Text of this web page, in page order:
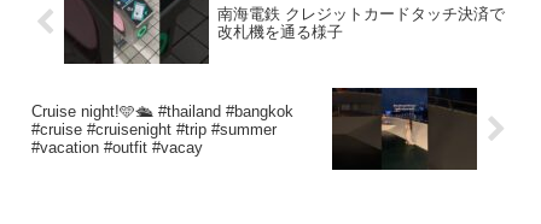
南海電鉄 クレジットカードタッチ決済で
改札機を通る様子
Cruise night!🩵🛳️ #thailand #bangkok
#cruise #cruisenight #trip #summer
#vacation #outfit #vacay